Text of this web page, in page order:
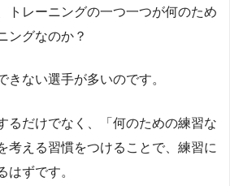
トレーニングの一つ一つが何のため
ングなのか？
きない選手が多いのです。
るだけでなく、「何のための練習な
考える習慣をつけることで、練習に
はずです。